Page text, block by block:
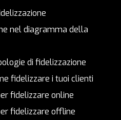
nel diagramma della
di fidelizzazione
fidelizzare i tuoi clienti
fidelizzare online
fidelizzare offline